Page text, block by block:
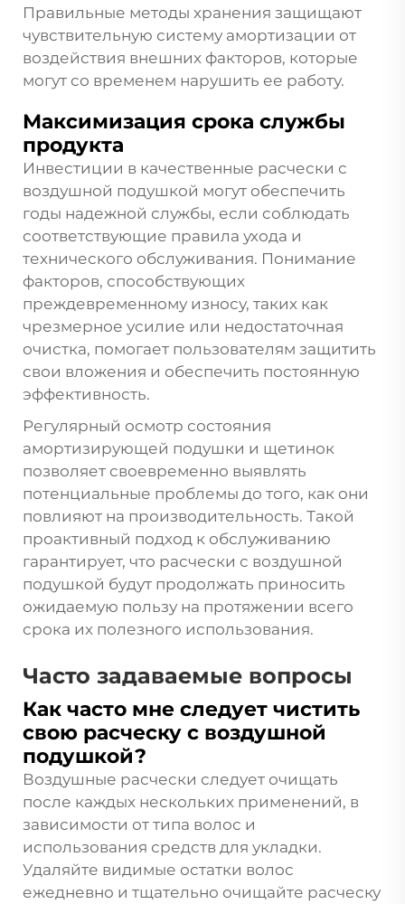
Правильные методы хранения защищают
чувствительную систему амортизации от
воздействия внешних факторов, которые
могут со временем нарушить ее работу.
Максимизация срока службы
продукта
Инвестиции в качественные расчески с
воздушной подушкой могут обеспечить
годы надежной службы, если соблюдать
соответствующие правила ухода и
технического обслуживания. Понимание
факторов, способствующих
преждевременному износу, таких как
чрезмерное усилие или недостаточная
очистка, помогает пользователям защитить
свои вложения и обеспечить постоянную
эффективность.
Регулярный осмотр состояния
амортизирующей подушки и щетинок
позволяет своевременно выявлять
потенциальные проблемы до того, как они
повлияют на производительность. Такой
проактивный подход к обслуживанию
гарантирует, что расчески с воздушной
подушкой будут продолжать приносить
ожидаемую пользу на протяжении всего
срока их полезного использования.
Часто задаваемые вопросы
Как часто мне следует чистить
свою расческу с воздушной
подушкой?
Воздушные расчески следует очищать
после каждых нескольких применений, в
зависимости от типа волос и
использования средств для укладки.
Удаляйте видимые остатки волос
ежедневно и тщательно очищайте расческу